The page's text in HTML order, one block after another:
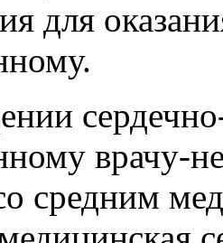
для
врачу-
средним